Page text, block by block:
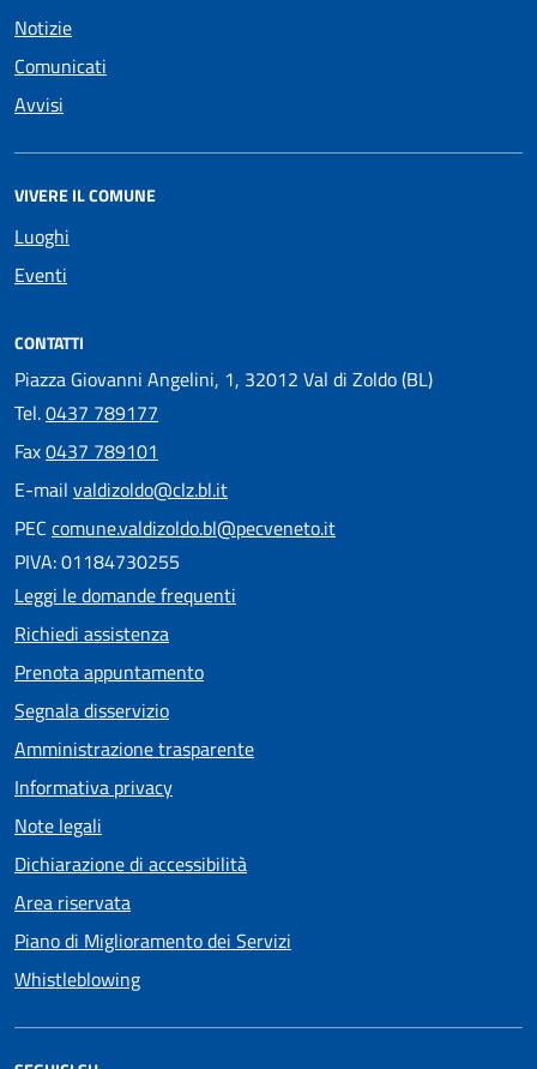
Notizie
Comunicati
Avvisi
VIVERE IL COMUNE
Luoghi
Eventi
CONTATTI
Piazza Giovanni Angelini, 1, 32012 Val di Zoldo (BL)
Tel.0437 789177
Fax0437 789101
E-mail valdizoldo@clz.bl.it
PEC comune.valdizoldo.bl@pecveneto.it
PIVA: 01184730255
Leggi le domande frequenti
Richiedi assistenza
Prenota appuntamento
Segnala disservizio
Amministrazione trasparente
Informativa privacy
Note legali
Dichiarazione di accessibilità
Area riservata
Piano di Miglioramento dei Servizi
Whistleblowing